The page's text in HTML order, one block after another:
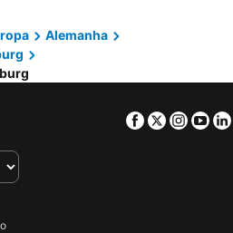
Hotel Feilen-Wolff
ante porta DAS STADTHOTEL
Weinhotel Restaurant Klostermühle
Alemanha
Facebook
Twitter